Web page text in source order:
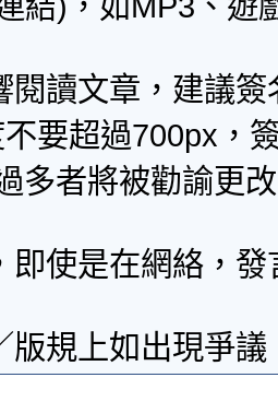
閱讀文章，建議
要超過700px，
多者將被勸諭更
即使是在網絡，
版規上如出現爭